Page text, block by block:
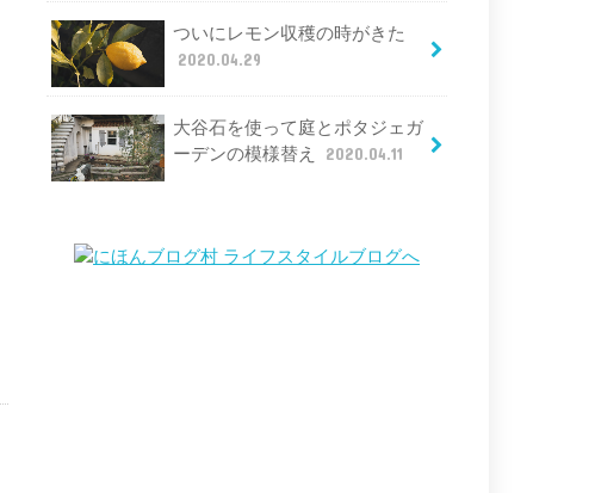
ついにレモン収穫の時がきた
2020.04.29
大谷石を使って庭とポタジェガ
ーデンの模様替え
2020.04.11